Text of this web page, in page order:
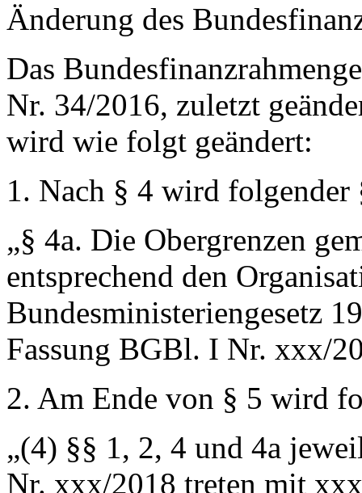
Änderung des
Das
Nr. 34/2016, zuletzt
wird wie folgt geändert:
1. Nach § 4 wird folgender
„§ 4a. Die Obergrenzen
entsprechend den
Bundesministeriengesetz
Fassung BGBl. I Nr. xxx/
2. Am Ende von § 5 wird
„(4) §§ 1, 2, 4 und 4a
Nr. xxx/2018 treten mit